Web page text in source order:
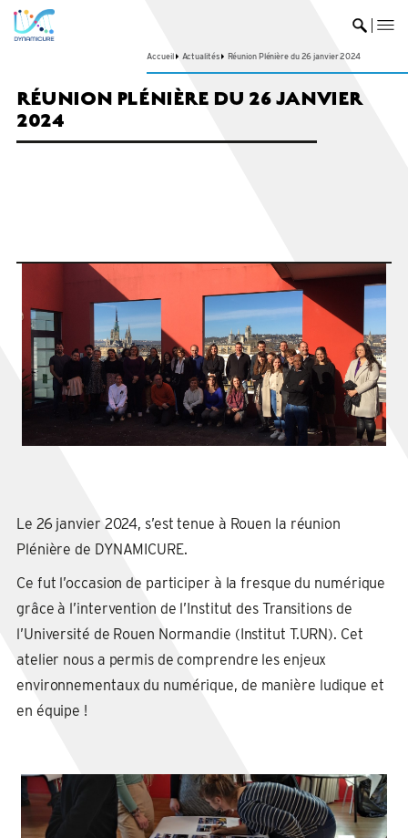
Accueil Actualités Réunion Plénière du 26 janvier 2024
RÉUNION PLÉNIÈRE DU 26 JANVIER
2024
Le 26 janvier 2024, s’est tenue à Rouen la réunion
Plénière de DYNAMICURE.
Ce fut l’occasion de participer à la fresque du numérique
grâce à l’intervention de l’Institut des Transitions de
l’Université de Rouen Normandie (Institut T.URN). Cet
atelier nous a permis de comprendre les enjeux
environnementaux du numérique, de manière ludique et
en équipe !